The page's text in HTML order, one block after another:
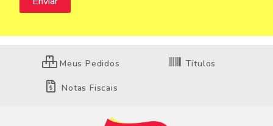
Meus Pedidos Títulos
Notas Fiscais